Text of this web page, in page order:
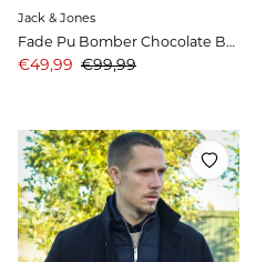
Jack & Jones
Fade Pu Bomber Chocolate Brown
Aanbiedingsprijs
€49,99 Prijs
€99,99